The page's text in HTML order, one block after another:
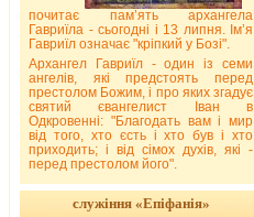
почитає пам’ять архангела
Гавриїла - сьогодні і 13 липня. Ім’я
Гавриїл означає "кріпкий у Бозі".
Архангел Гавриїл - один із семи
ангелів, які предстоять перед
престолом Божим, і про яких згадує
святий євангелист Іван в
Одкровенні: "Благодать вам і мир
від того, хто єсть і хто був і хто
приходить; і від сімох духів, які -
перед престолом його".
служіння «Епіфанія»